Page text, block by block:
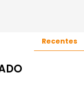
Recentes